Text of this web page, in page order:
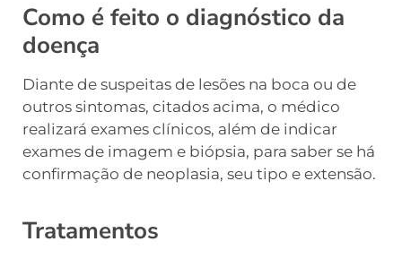
Como é feito o diagnóstico da
doença
Diante de suspeitas de lesões na boca ou de
outros sintomas, citados acima, o médico
realizará exames clínicos, além de indicar
exames de imagem e biópsia, para saber se há
confirmação de neoplasia, seu tipo e extensão.
Tratamentos